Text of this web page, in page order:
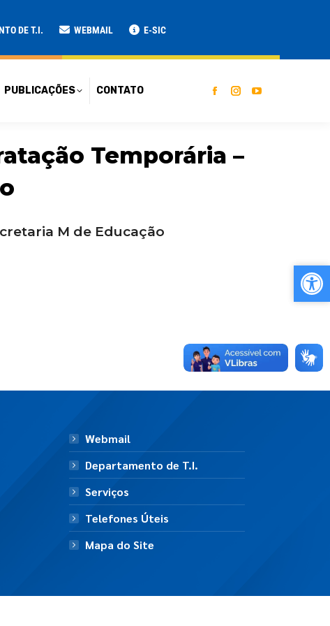
DE T.I. WEBMAIL E-SIC
PUBLICAÇÕES CONTATO
Temporária –
M de Educação
Webmail
Departamento de T.I.
Serviços
Telefones Úteis
Mapa do Site